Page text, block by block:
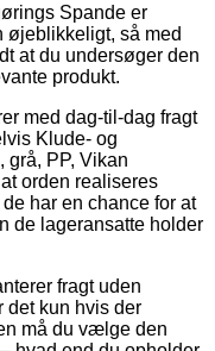
Spande er
så med
at du undersøger den
produkt.
med dag-til-dag fragt
Klude- og
grå, PP, Vikan
orden realiseres
har en chance for at
de lageransatte holder
fragt uden
det kun hvis der
må du vælge den